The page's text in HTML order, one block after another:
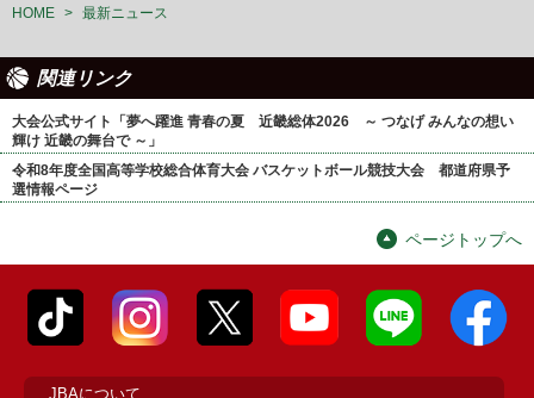
HOME > 最新ニュース
関連リンク
大会公式サイト「夢へ躍進 青春の夏 近畿総体2026 ～ つなげ みんなの想い
輝け 近畿の舞台で ～」
令和8年度全国高等学校総合体育大会 バスケットボール競技大会 都道府県予
選情報ページ
ページトップへ
JBAについて